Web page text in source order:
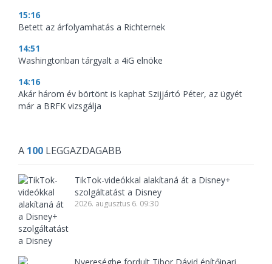
15:16
Betett az árfolyamhatás a Richternek
14:51
Washingtonban tárgyalt a 4iG elnöke
14:16
Akár három év börtönt is kaphat Szijjártó Péter, az ügyét
már a BRFK vizsgálja
A 100 LEGGAZDAGABB
TikTok-videókkal alakítaná át a Disney+
szolgáltatást a Disney
2026. augusztus 6. 09:30